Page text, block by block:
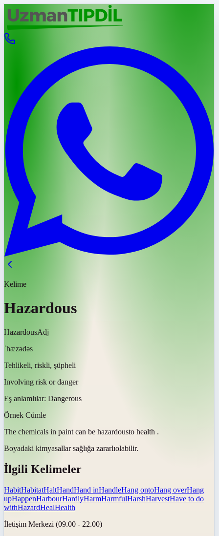
Kelime
Hazardous
HazardousAdj
ˈhæzədəs
Tehlikeli, riskli, şüpheli
Involving risk or danger
Eş anlamlılar: Dangerous
Örnek Cümle
The chemicals in paint can be hazardousto health .
Boyadaki kimyasallar sağlığa zararlıolabilir.
İlgili Kelimeler
HabitHabitatHaltHandHand inHandleHang ontoHang overHang
upHappenHarbourHardlyHarmHarmfulHarshHarvestHave to do
withHazardHealHealth
İletişim Merkezi (09.00 - 22.00)